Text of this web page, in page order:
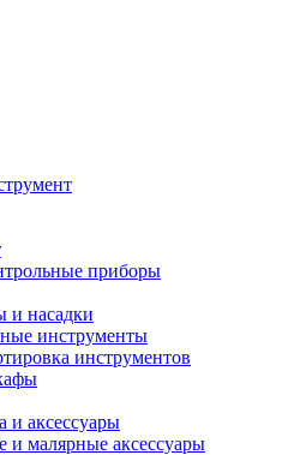
приборы
и насадки
инструменты
инструментов
и аксессуары
и малярные аксессуары